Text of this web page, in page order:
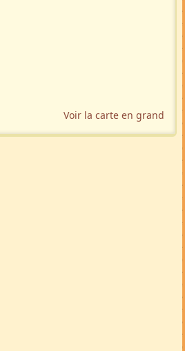
Voir la carte en grand